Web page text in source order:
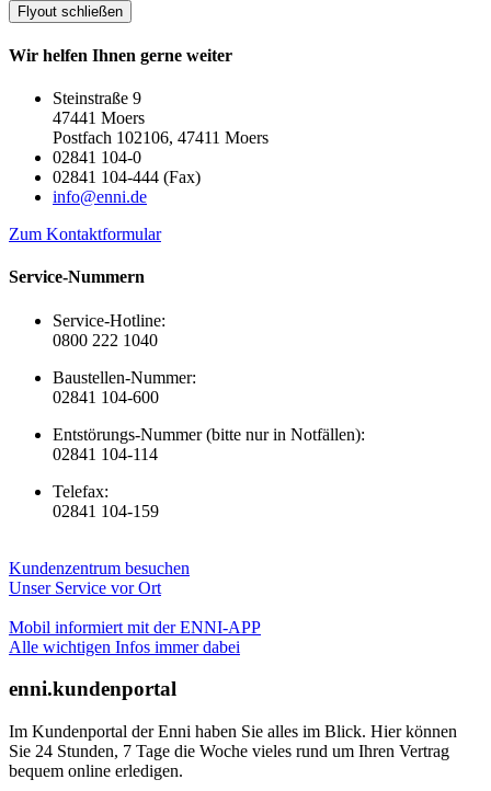
Flyout schließen
Wir helfen Ihnen gerne weiter
Steinstraße 9
47441 Moers
Postfach 102106, 47411 Moers
02841 104-0
02841 104-444 (Fax)
info@enni.de
Zum Kontaktformular
Service-Nummern
Service-Hotline:
0800 222 1040
Baustellen-Nummer:
02841 104-600
Entstörungs-Nummer (bitte nur in Notfällen):
02841 104-114
Telefax:
02841 104-159
Kundenzentrum besuchen
Unser Service vor Ort
Mobil informiert mit der ENNI-APP
Alle wichtigen Infos immer dabei
enni.kundenportal
Im Kundenportal der Enni haben Sie alles im Blick. Hier können
Sie 24 Stunden, 7 Tage die Woche vieles rund um Ihren Vertrag
bequem online erledigen.